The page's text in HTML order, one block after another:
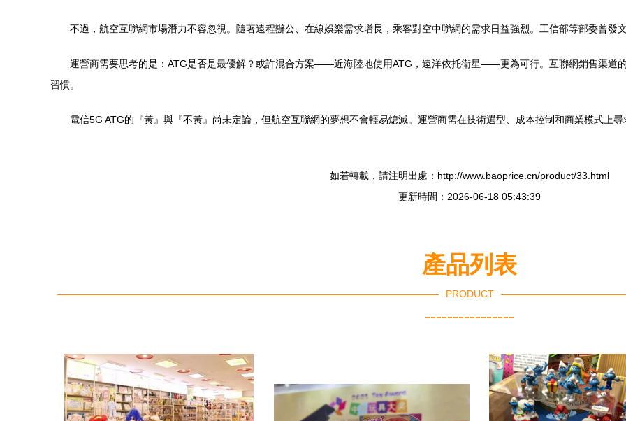
不過，航空互聯網市場潛力不容忽視。隨著遠程辦公、在線娛樂需求增長，乘客對空中聯網的需求日益強烈。工信部等部委曾發
運營商需要思考的是：ATG是否是最優解？或許混合方案——近海陸地使用ATG，遠洋依托衛星——更為可行。互聯網銷售渠道
習慣。
電信5G ATG的『黃』與『不黃』尚未定論，但航空互聯網的夢想不會輕易熄滅。運營商需在技術選型、成本控制和商業模式上
如若轉載，請注明出處：http://www.baoprice.cn/product/33.html
更新時間：2026-06-18 05:43:39
產品列表
PRODUCT
----------------